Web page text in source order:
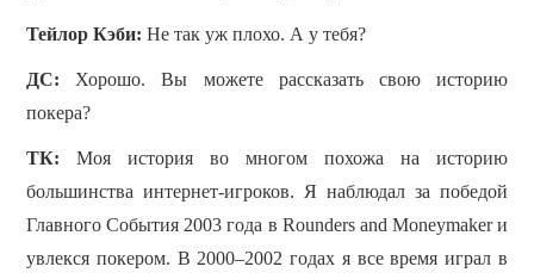
Тейлор Кэби: Не так уж плохо. А у тебя?
ДС: Хорошо. Вы можете рассказать свою историю
покера?
TК: Моя история во многом похожа на историю
большинства интернет-игроков. Я наблюдал за победой
Главного События 2003 года в Rounders and Moneymaker и
увлекся покером. В 2000–2002 годах я все время играл в